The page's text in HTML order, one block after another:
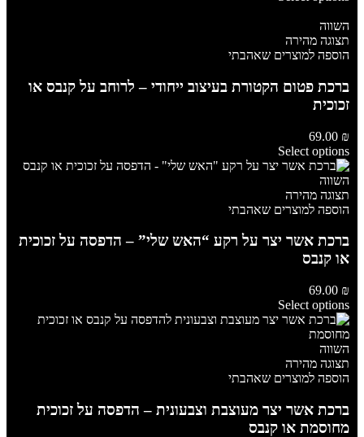
השווה
תצוגה מהירה
הוספה למוצרים שאהבתי
ברכת פטום הקטורת בעיצוב ייחודי – לרוחב על קנבס או
זכוכית
69.00 ₪
Select options
השווה
תצוגה מהירה
הוספה למוצרים שאהבתי
ברכת אשר יצר על רקע “האש שלי” – הדפסה על זכוכית
או קנבס
69.00 ₪
Select options
השווה
תצוגה מהירה
הוספה למוצרים שאהבתי
ברכת אשר יצר מעוצבת וצבעונית – הדפסה על זכוכית
מחוסמת או קנבס